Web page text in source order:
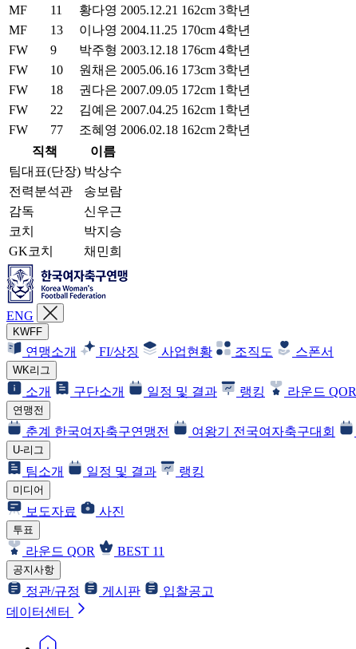
MF
11 황다영 2005.12.21 162cm 3학년
MF
13 이나영 2004.11.25 170cm 4학년
FW
9 박주형 2003.12.18 176cm 4학년
FW
10 원채은 2005.06.16 173cm 3학년
FW
18 권다은 2007.09.05 172cm 1학년
FW
22 김예은 2007.04.25 162cm 1학년
FW
77 조혜영 2006.02.18 162cm 2학년
직책
이름
팀대표(단장) 박상수
전력분석관
송보람
감독
신우근
코치
박지승
GK코치
채민희
ENG
KWFF
연맹소개 FI/상징 사업현황 조직도 스폰서
WK리그
소개 구단소개 일정 및 결과 랭킹 라운드 QOR
연맹전
춘계 한국여자축구연맹전 여왕기 전국여자축구대회
U-리그
팀소개 일정 및 결과 랭킹
미디어
보도자료 사진
투표
라운드 QOR BEST 11
공지사항
정관/규정 게시판
입찰공고
데이터센터